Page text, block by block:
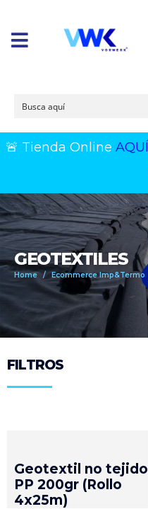
🚨 Tienda Online AQUÍ
GEOTEXTILES
Home Ecommerce Imp&Termo
FILTROS
Geotextil no tejido
PP 200gr (Rollo
4x25m)